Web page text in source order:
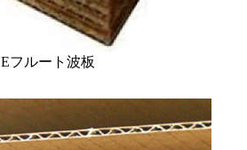
Eフルート波板